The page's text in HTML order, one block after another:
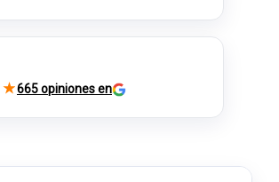
★665 opiniones en